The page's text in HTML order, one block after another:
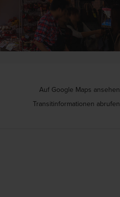
Auf Google Maps ansehen
Transitinformationen abrufen